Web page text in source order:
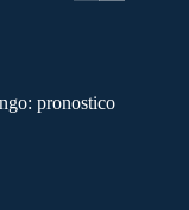
pronostico